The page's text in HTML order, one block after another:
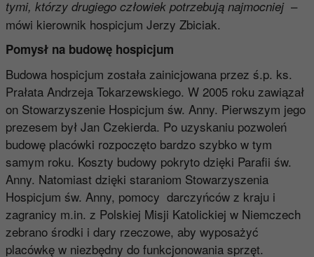
tymi, którzy drugiego człowiek potrzebują najmocniej–
mówi kierownik hospicjum Jerzy Zbiciak.
Pomysł na budowę hospicjum
Budowa hospicjum została zainicjowana przez ś.p. ks.
Prałata Andrzeja Tokarzewskiego. W 2005 roku zawiązał
on Stowarzyszenie Hospicjum św. Anny. Pierwszym jego
prezesem był Jan Czekierda. Po uzyskaniu pozwoleń
budowę placówki rozpoczęto bardzo szybko w tym
samym roku. Koszty budowy pokryto dzięki Parafii św.
Anny. Natomiast dzięki staraniom Stowarzyszenia
Hospicjum św. Anny, pomocy darczyńców z kraju i
zagranicy m.in. z Polskiej Misji Katolickiej w Niemczech
zebrano środki i dary rzeczowe, aby wyposażyć
placówkę w niezbędny do funkcjonowania sprzęt.